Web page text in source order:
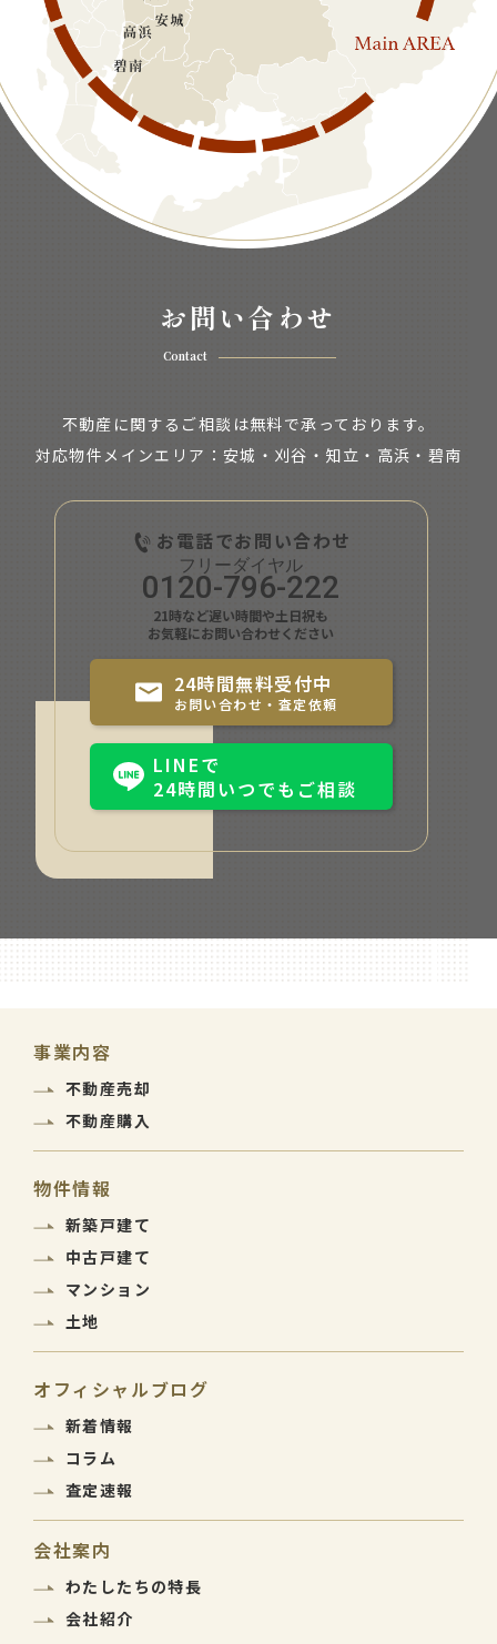
お問い合わせ
Contact
不動産に関するご相談は無料で承っております。
対応物件メインエリア：安城・刈谷・知立・ 高浜・碧南
お電話でお問い合わせ
0120-796-222
21時など遅い時間や土日祝も
お気軽にお問い合わせください
24時間無料受付中
お問い合わせ・査定依頼
LINEで
24時間いつでもご相談
事業内容
不動産売却
不動産購入
物件情報
新築戸建て
中古戸建て
マンション
土地
オフィシャルブログ
新着情報
コラム
査定速報
会社案内
わたしたちの特長
会社紹介